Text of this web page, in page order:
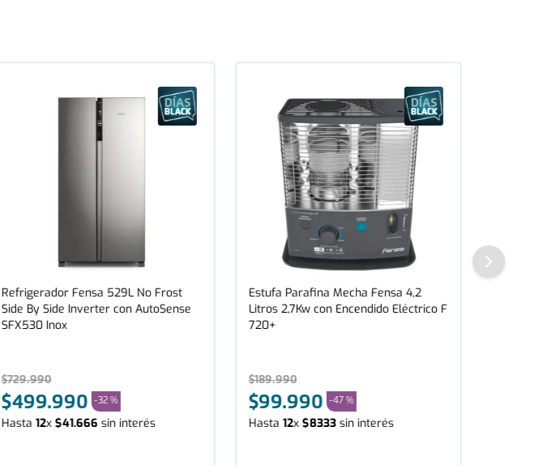
Refrigerador Fensa 529L No Frost
Side By Side Inverter con AutoSense
SFX530 Inox
$729.990
$499.990 -32 %
Hasta 12x $41.666 sin interés
Estufa Parafina Mecha Fensa 4,2
Litros 2,7Kw con Encendido Eléctrico F
720+
$189.990
$99.990 -47 %
Hasta 12x $8333sin interés